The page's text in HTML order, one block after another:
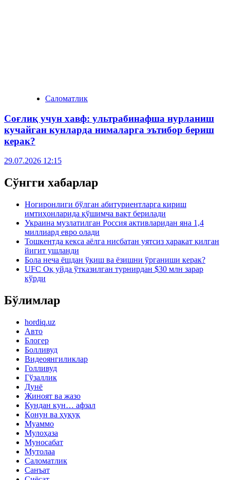
Саломатлик
Соғлиқ учун хавф: ультрабинафша нурланиш
кучайган кунларда нималарга эътибор бериш
керак?
29.07.2026 12:15
Сўнгги хабарлар
Ногиронлиги бўлган абитуриентларга кириш
имтиҳонларида қўшимча вақт берилади
Украина музлатилган Россия активларидан яна 1,4
миллиард евро олади
Тошкентда кекса аёлга нисбатан уятсиз ҳаракат қилган
йигит ушланди
Бола неча ёшдан ўқиш ва ёзишни ўрганиши керак?
UFC Оқ уйда ўтказилган турнирдан $30 млн зарар
кўрди
Бўлимлар
hordiq.uz
Авто
Блогер
Болливуд
Видеоянгиликлар
Голливуд
Гўзаллик
Дунё
Жиноят ва жазо
Кундан кун… афзал
Қонун ва ҳуқуқ
Муаммо
Мулоҳаза
Муносабат
Мутолаа
Саломатлик
Санъат